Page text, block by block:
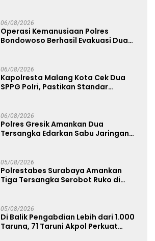
06/08/2026
Operasi Kemanusiaan Polres
Bondowoso Berhasil Evakuasi Dua
06/08/2026
Kapolresta Malang Kota Cek Dua
SPPG Polri, Pastikan Standar
06/08/2026
Polres Gresik Amankan Dua
Tersangka Edarkan Sabu Jaringan
05/08/2026
Polrestabes Surabaya Amankan
Tiga Tersangka Serobot Ruko di
05/08/2026
Di Balik Pengabdian Lebih dari 1.000
Taruna, 71 Taruni Akpol Perkuat